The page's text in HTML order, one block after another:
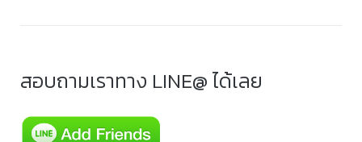
สอบถามเราทาง LINE@ ได้เลย